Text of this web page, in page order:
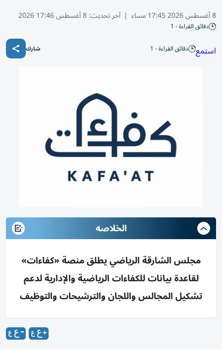
8 أغسطس 2026 17:45 مساء | آخر تحديث:8 أغسطس 17:46 2026
دقائق القراءة - 1
استمع دقائق القراءة - 1 شارك
الخلاصه
مجلس الشارقة الرياضي يطلق منصة «كفاءات»
لقاعدة بيانات للكفاءات الرياضية والإدارية لدعم
تشكيل المجالس واللجان والترشيحات والتوظيف